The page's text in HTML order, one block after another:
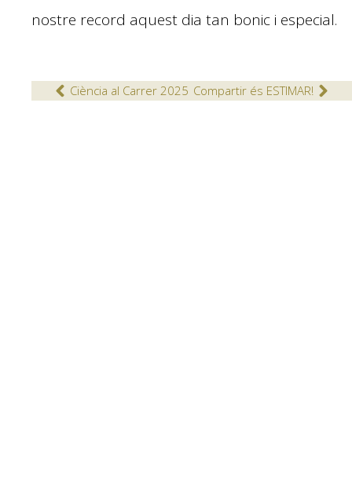
nostre record aquest dia tan bonic i especial.
Ciència al Carrer 2025 Compartir és ESTIMAR!